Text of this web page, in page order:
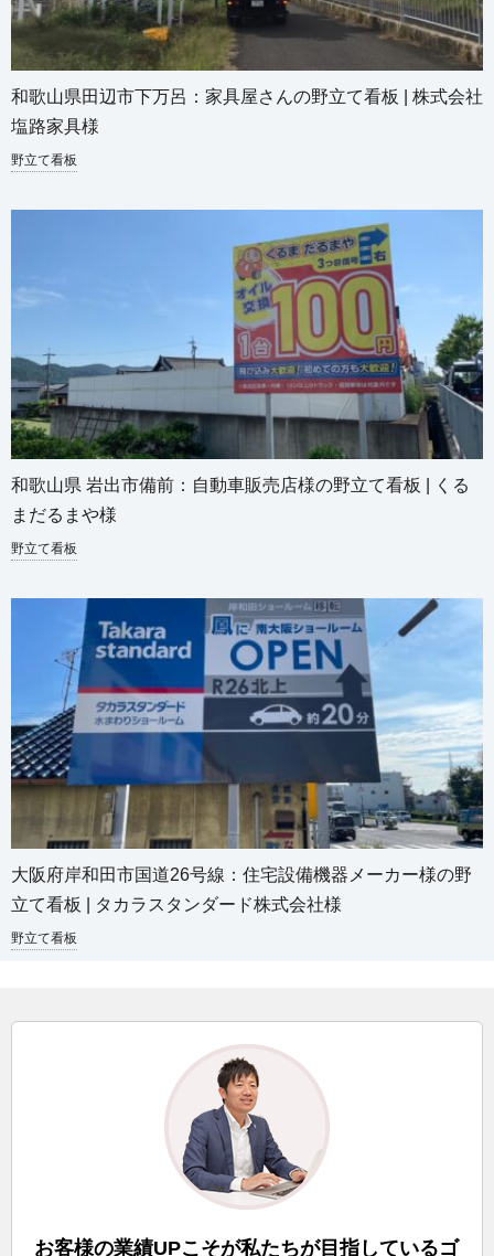
和歌山県田辺市下万呂：家具屋さんの野立て看板 | 株式会社
塩路家具様
野立て看板
和歌山県 岩出市備前：自動車販売店様の野立て看板 | くる
まだるまや様
野立て看板
大阪府岸和田市国道26号線：住宅設備機器メーカー様の野
立て看板 | タカラスタンダード株式会社様
野立て看板
お客様の業績UPこそが私たちが目指しているゴ